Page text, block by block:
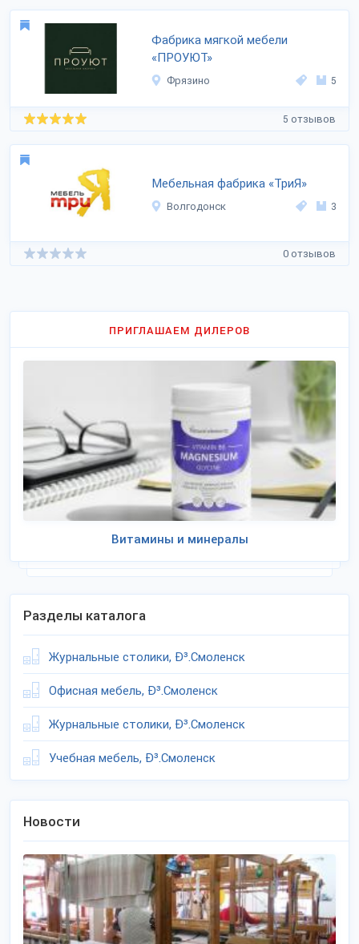
Фабрика мягкой мебели
«ПРОУЮТ»
Фрязино 5
5 отзывов
Мебельная фабрика «ТриЯ»
Волгодонск 3
0 отзывов
ПРИГЛАШАЕМ ДИЛЕРОВ
Витамины и минералы
Разделы каталога
Журнальные столики, Ð³.Смоленск
Офисная мебель, Ð³.Смоленск
Журнальные столики, Ð³.Смоленск
Учебная мебель, Ð³.Смоленск
Новости